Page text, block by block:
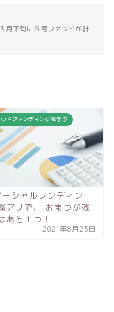
月下旬に８号ファンドが計
ドファンディングを学ぶ
ーシャルレンディン
アリで、 おまつが残
あと１つ！
2021年8月23日